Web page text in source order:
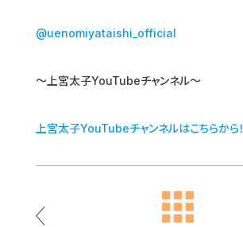
@uenomiyataishi_official
～上宮太子YouTubeチャンネル～
上宮太子YouTubeチャンネルはこちらから！